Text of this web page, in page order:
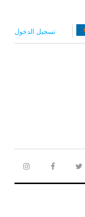
تسجيل الدخول
عن:
twitter
facebook